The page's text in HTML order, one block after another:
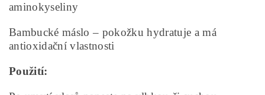
aminokyseliny
Bambucké máslo – pokožku hydratuje a má
antioxidační vlastnosti
Použití: